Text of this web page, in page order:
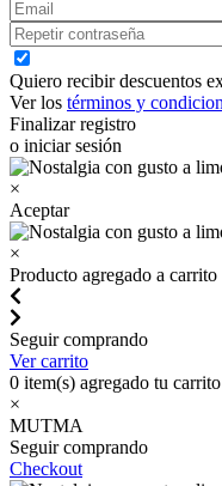
Quiero recibir descuentos
Ver los términos y
Finalizar registro
o iniciar sesión
×
Aceptar
×
Producto agregado a carrito
Seguir comprando
Ver carrito
0 item(s) agregado tu carrito
×
MUTMA
Seguir comprando
Checkout